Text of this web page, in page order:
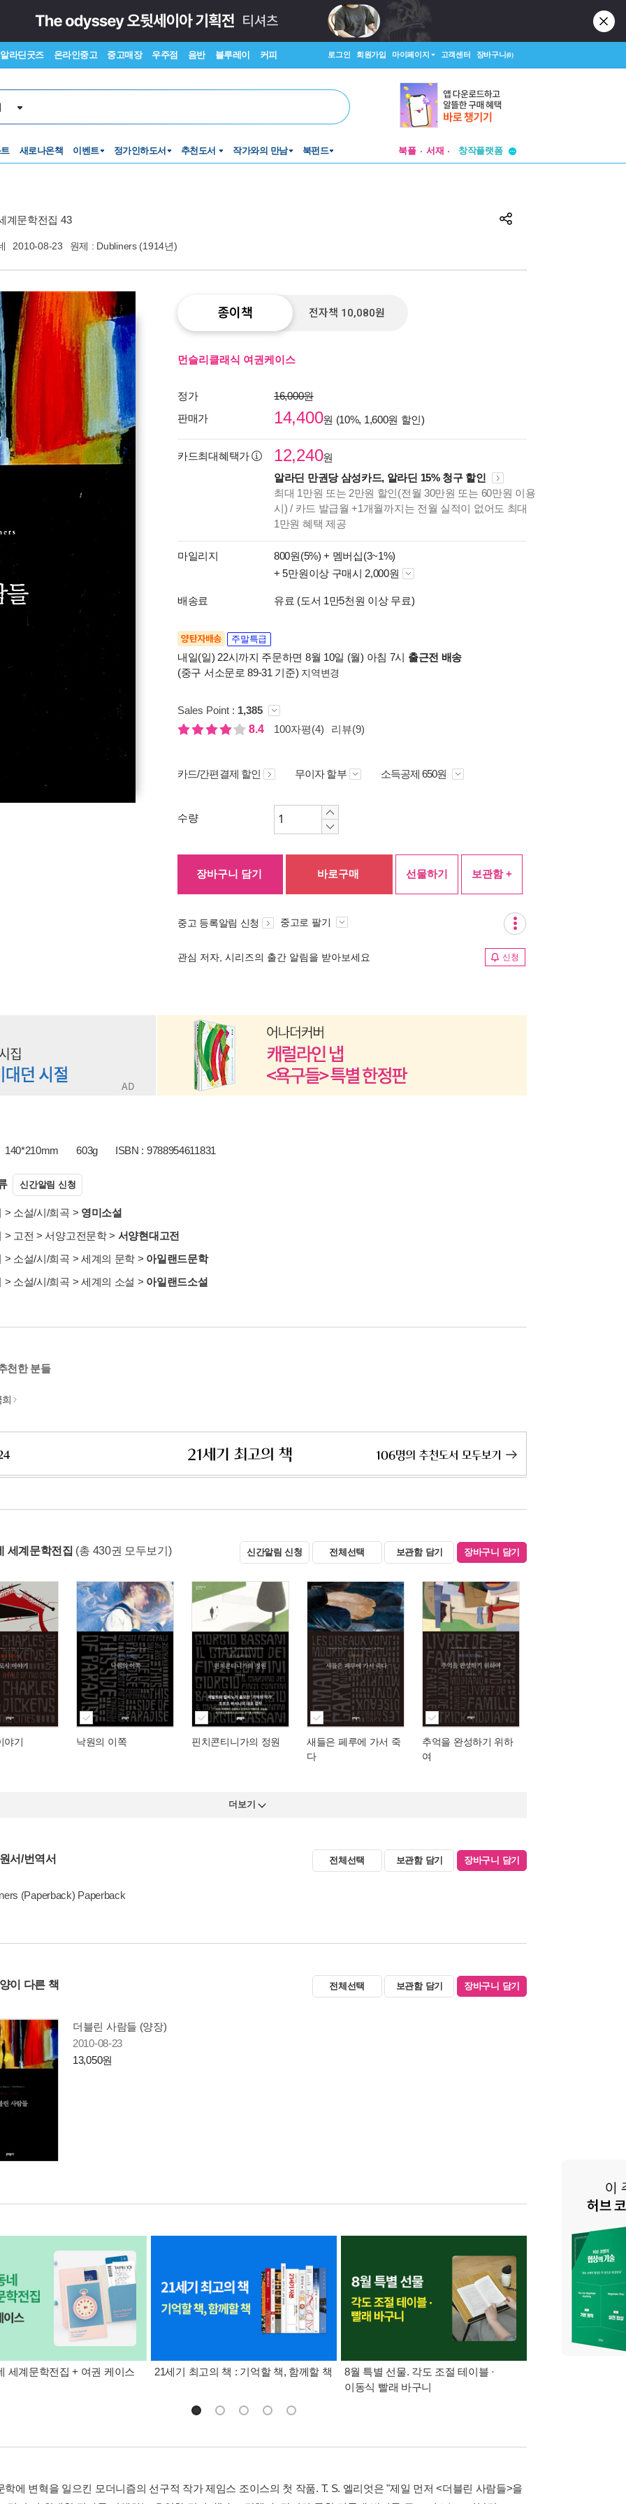
알라딘굿즈 온라인중고 중고매장 우주점 음반 블루레이 커피 로그인 회원가입 마이페이지 고객센터 장바구니(0)
새로나온책 이벤트 정가인하도서 추천도서 작가와의 만남 북펀드 북플 서재
투비컨티뉴드
투비컨티뉴드
계문학전집 43
2010-08-23 원제 : Dubliners (1914년)
종이책 전자책 10,080원
먼슬리클래식 여권케이스
정가
16,000원
판매가
14,400원 (10%, 1,600원 할인)
카드최대혜택가 12,240원
알라딘 만권당 삼성카드, 알라딘 15% 청구 할인
최대 1만원 또는 2만원 할인(전월 30만원 또는 60만원 이용
시) / 카드 발급월 +1개월까지는 전월 실적이 없어도 최대
1만원 혜택 제공
마일리지 800원(5%) + 멤버십(3~1%)
+ 5만원이상 구매시 2,000원
배송료 유료 (도서 1만5천원 이상 무료)
양탄자배송 주말특급
내일(일) 22시까지 주문하면 8월 10일 (월) 아침 7시 출근전 배송
(중구 서소문로 89-31 기준) 지역변경
Sales Point : 1,385
8.4
100자평(4) 리뷰(9)
카드/간편결제 할인 무이자 할부 소득공제 650원
수량
장바구니 담기 바로구매 선물하기 보관함 +
중고 등록알림 신청 중고로 팔기
관심 저자, 시리즈의 출간 알림을 받아보세요 신청
140*210mm 603g ISBN : 9788954611831
신간알림 신청
> 소설/시/희곡 > 영미소설
> 고전 >서양고전문학> 서양현대고전
> 소설/시/희곡 > 세계의 문학 > 아일랜드문학
> 소설/시/희곡 > 세계의 소설 > 아일랜드소설
천한 분들
세계문학전집 (총 430권 모두보기) 신간알림 신청 전체선택 보관함 담기 장바구니 담기
야기 낙원의 이쪽 핀치콘티니가의 정원
새들은 페루에 가서 죽
다
추억을 완성하기 위하
여
더보기
서/번역서 전체선택 보관함 담기 장바구니 담기
(Paperback) Paperback
이 다른 책 전체선택 보관함 담기 장바구니 담기
더블린 사람들 (양장)
2010-08-23
13,050원
세계문학전집 + 여권 케이스 21세기 최고의 책 : 기억할 책, 함께할 책
8월 특별 선물. 각도 조절 테이블 ·
이동식 빨래 바구니
학에 변혁을 일으킨 모더니즘의 선구적 작가 제임스 조이스의 첫 작품. T. S. 엘리엇은 "제일 먼저 <더블린 사람들>을